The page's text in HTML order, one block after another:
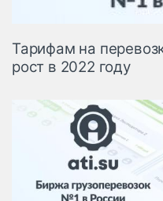
Тарифам на
рост в 2022 году